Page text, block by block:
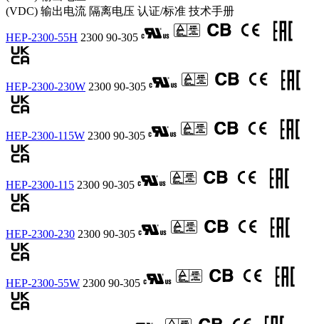
(VDC) 输出电流 隔离电压 认证/标准 技术手册
HEP-2300-55H 2300 90-305
HEP-2300-230W 2300 90-305
HEP-2300-115W 2300 90-305
HEP-2300-115 2300 90-305
HEP-2300-230 2300 90-305
HEP-2300-55W 2300 90-305